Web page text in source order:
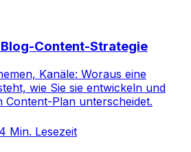
Content-Strategie
Kanäle: Woraus eine
wie Sie sie entwickeln und
Content-Plan unterscheidet.
4 Min. Lesezeit